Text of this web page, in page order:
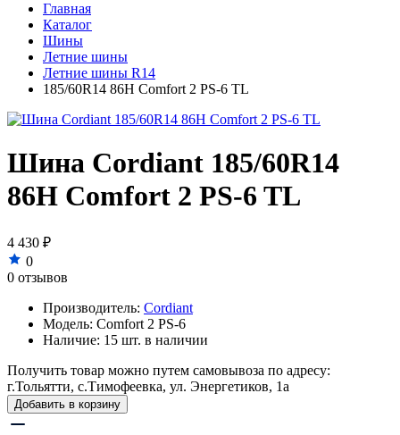
Главная
Каталог
Шины
Летние шины
Летние шины R14
185/60R14 86H Comfort 2 PS-6 TL
Шина Cordiant 185/60R14
86H Comfort 2 PS-6 TL
4 430 ₽
0
0 отзывов
Производитель: Cordiant
Модель: Comfort 2 PS-6
Наличие: 15 шт. в наличии
Получить товар можно путем самовывоза по адресу:
г.Тольятти, с.Тимофеевка, ул. Энергетиков, 1а
Добавить в корзину